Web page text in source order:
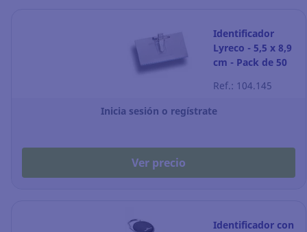
Identificador
Lyreco - 5,5 x 8,9
cm - Pack de 50
Ref.: 104.145
Inicia sesión o regístrate
Ver precio
Identificador con